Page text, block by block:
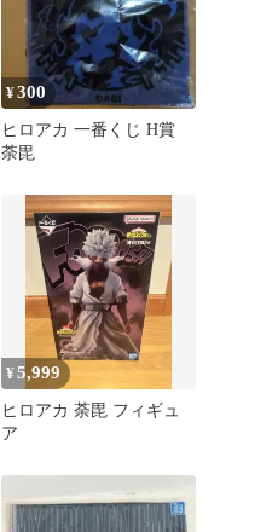
¥300
ヒロアカ 一番くじ H賞
荼毘
¥5,999
ヒロアカ 荼毘 フィギュ
ア